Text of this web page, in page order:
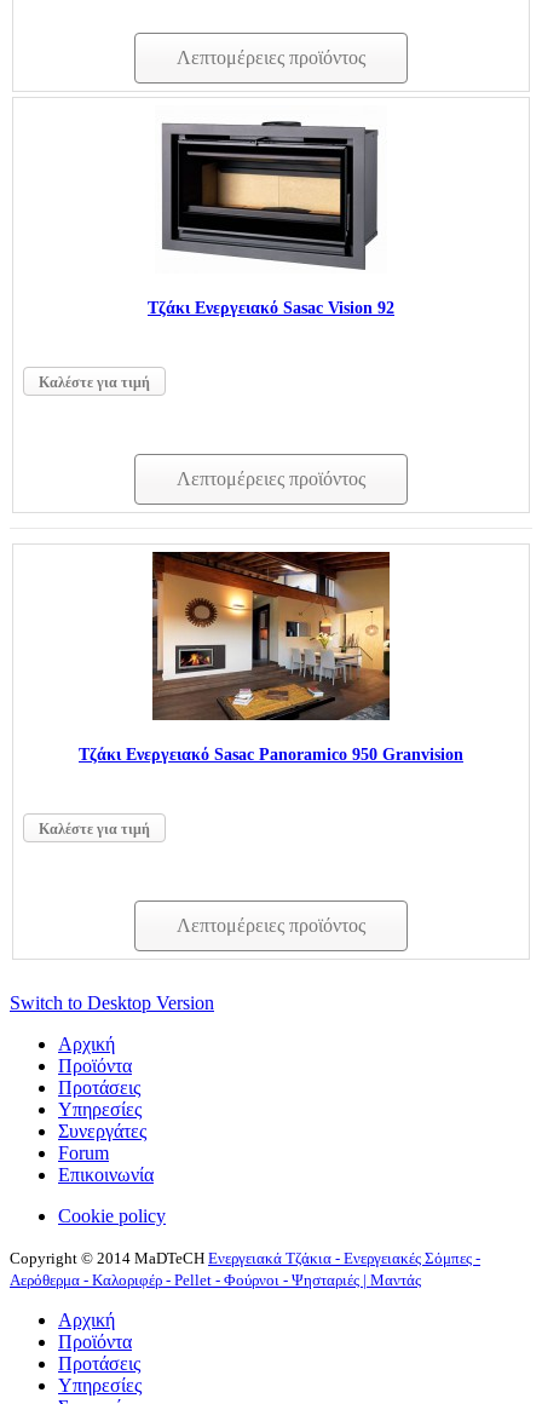
Λεπτομέρειες προϊόντος
Τζάκι Ενεργειακό Sasac Vision 92
Καλέστε για τιμή
Λεπτομέρειες προϊόντος
Τζάκι Ενεργειακό Sasac Panoramico 950 Granvision
Καλέστε για τιμή
Λεπτομέρειες προϊόντος
Switch to Desktop Version
Αρχική
Προϊόντα
Προτάσεις
Υπηρεσίες
Συνεργάτες
Forum
Επικοινωνία
Cookie policy
Copyright © 2014 MaDTeCH Ενεργειακά Τζάκια - Ενεργειακές Σόμπες -
Αερόθερμα - Καλοριφέρ - Pellet - Φούρνοι - Ψησταριές | Μαντάς
Αρχική
Προϊόντα
Προτάσεις
Υπηρεσίες